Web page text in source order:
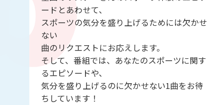
ードとあわせて、
スポーツの気分を盛り上げるためには欠かせ
ない
曲のリクエストにお応えします。
そして、番組では、あなたのスポーツに関す
るエピソードや、
気分を盛り上げるのに欠かせない1曲をお待
ちしています！